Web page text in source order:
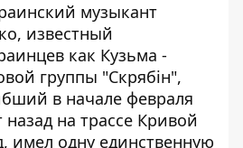
музыкант
, известный
как Кузьма -
группы "Скрябін",
в начале февраля
на трассе Кривой
имел одну единственную